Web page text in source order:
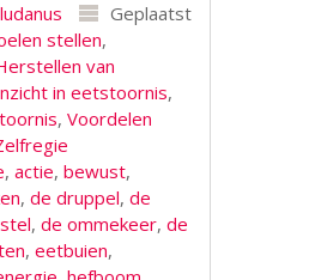
Geplaatst
stellen,
van
in eetstoornis,
,Voordelen
,actie,bewust,
,de druppel,de
,de ommekeer,de
,eetbuien,